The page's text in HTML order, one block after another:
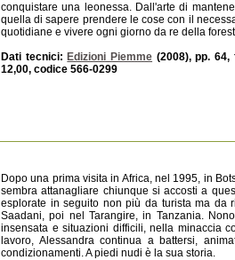
conquistare una leonessa. Dall'arte di
quella di sapere prendere le cose con il
quotidiane e vivere ogni giorno da re della
Dati tecnici: Edizioni Piemme (2008), pp.
12,00, codice 566-0299
Dopo una prima visita in Africa, nel 1995, in
sembra attanagliare chiunque si accosti a
esplorate in seguito non più da turista ma da
Saadani, poi nel Tarangire, in Tanzania.
insensata e situazioni difficili, nella minaccia
lavoro, Alessandra continua a battersi,
condizionamenti. A piedi nudi è la sua storia.